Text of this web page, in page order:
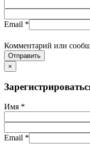
Email *
Комментарий или
Отправить
×
Имя *
Email *